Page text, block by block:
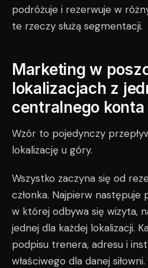
podróżuje i rezerwuje w
te rzeczy służą segmentacji.
Marketing w
lokalizacjach z
centralnego konta
Wzór to pojedynczy
lokalizację u góry.
Wszystko zaczyna się od
członka. Najpierw następuje
w której odbywa się wizyta,
jednej dla każdej lokalizacji.
podpisu trenera, adresu i
właściwego dla danej